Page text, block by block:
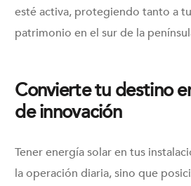
esté activa, protegiendo tanto a
patrimonio en el sur de la
Convierte tu destino
de innovación
Tener energía solar en tus
la operación diaria, sino que